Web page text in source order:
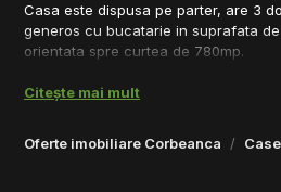
Oferte imobiliare Corbeanca
Casa este dispusa pe parter, are 3
generos cu bucatarie in suprafata
orientata spre curtea de 780mp.
exterioara si lemn decorativ la
foisorul este cu titlu de prezentare,
plati separat de costul proprietatii.
Citește mai mult